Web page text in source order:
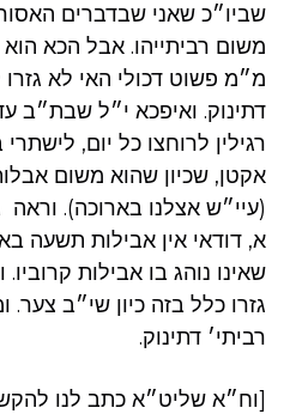
שביו״כ שאני שבדברים
משום רביתייהו. אבל הכא
מ״מ פשוט דכולי האי לא גזרו
דתינוק. ואיפכא י״ל שבת״ב
רגילין לרוחצו כל יום,
אקטן, שכיון שהוא משום
(עיי״ש אצלנו בארוכה). וראה
א, דודאי אין אבילות תשעה
שאינו נוהג בו אבילות
גזרו כלל בזה כיון שי״ב
רביתי׳ דתינוק.
[וח״א שליט״א כתב לנו